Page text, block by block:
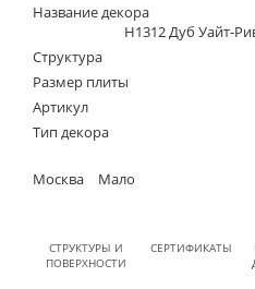
Название декора
H1312 Дуб Уайт-
Структура
Размер плиты
Артикул
Тип декора
Москва Мало
СТРУКТУРЫ И
ПОВЕРХНОСТИ
СЕРТИФИКАТЫ